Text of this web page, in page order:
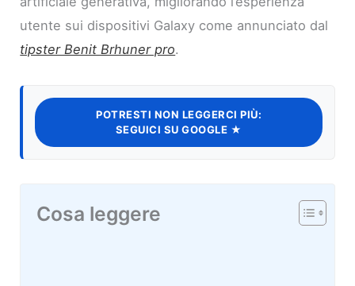
utente sui dispositivi Galaxy come annunciato dal
tipster Benit Brhuner pro.
POTRESTI NON LEGGERCI PIÙ:
SEGUICI SU GOOGLE ★
Cosa leggere